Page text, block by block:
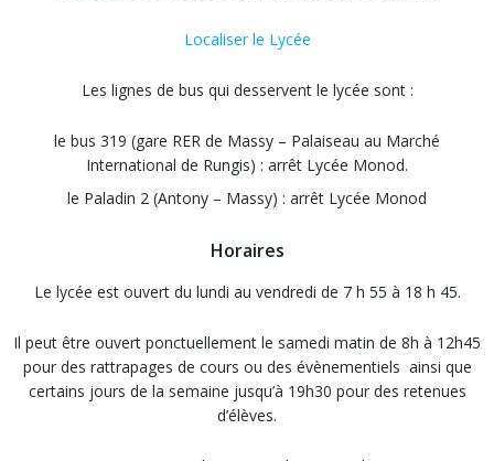
Localiser le Lycée
Les lignes de bus qui desservent le lycée sont :
le bus 319 (gare RER de Massy – Palaiseau au Marché
International de Rungis) : arrêt Lycée Monod.
le Paladin 2 (Antony – Massy) : arrêt Lycée Monod
Horaires
Le lycée est ouvert du lundi au vendredi de 7 h 55 à 18 h 45.
Il peut être ouvert ponctuellement le samedi matin de 8h à 12h45
pour des rattrapages de cours ou des évènementiels ainsi que
certains jours de la semaine jusqu’à 19h30 pour des retenues
d’élèves.